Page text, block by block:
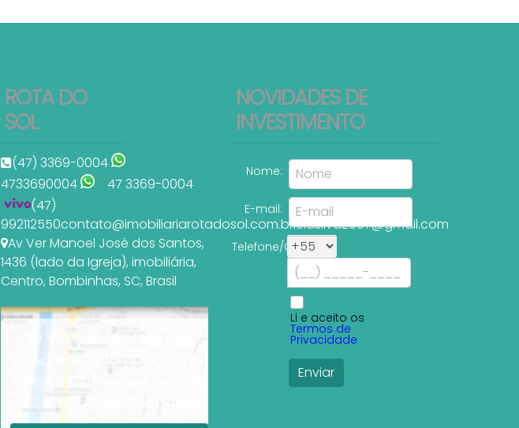
ROTA DO
SOL
(47) 3369-0004
4733690004
47 3369-0004
(47)
992112550contato@imobiliariarotadosol.com.brleiasilva2007@gmail.com
Av Ver Manoel José dos Santos,
1436 (lado da Igreja), imobiliária,
Centro, Bombinhas, SC, Brasil
Av Ver Manoel José dos
Santos, 1436 (lado da
Igreja), Centro, Bombinhas,
SC, Santa Catarina, Brasil
NOVIDADES DE
INVESTIMENTO
Nome:
E-mail:
Telefone/Celular:
Li e aceito os
Termos de
Privacidade